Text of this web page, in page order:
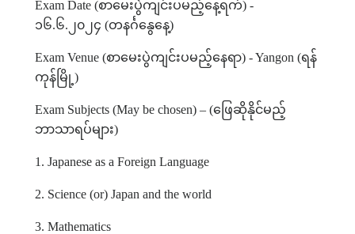
Exam Date (စာမေးပွဲကျင်းပမည့်နေ့ရက်) -
၁၆.၆. ၂၀၂၄ (တနင်္ဂနွေနေ့)
Exam Venue (စာမေးပွဲကျင်းပမည့်နေရာ) - Yangon (ရန်
ကုန်မြို့)
Exam Subjects (May be chosen) – (ဖြေဆိုနိုင်မည့်
ဘာသာရပ်များ)
1. Japanese as a Foreign Language
2. Science (or) Japan and the world
3. Mathematics